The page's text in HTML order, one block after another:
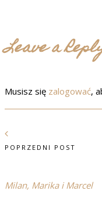
Leave a
Musisz się zalogować,
POPRZEDNI POST
Milan, Marika i Marcel